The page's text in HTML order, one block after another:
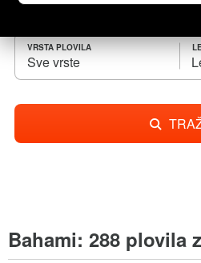
VRSTA PLOVILA
Sve vrste
Bahami: 288 plovila